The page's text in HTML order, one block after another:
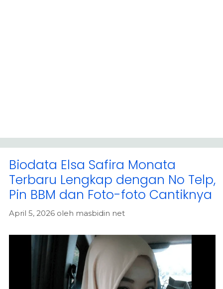
Biodata Elsa Safira Monata
Terbaru Lengkap dengan No Telp,
Pin BBM dan Foto-foto Cantiknya
April 5, 2026 oleh masbidin net